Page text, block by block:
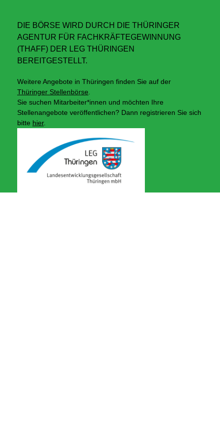
DIE BÖRSE WIRD DURCH DIE THÜRINGER
AGENTUR FÜR FACHKRÄFTEGEWINNUNG
(THAFF) DER LEG THÜRINGEN
BEREITGESTELLT.
Weitere Angebote in Thüringen finden Sie auf der
Thüringer Stellenbörse
Sie suchen Mitarbeiter*innen und möchten Ihre
Stellenangebote veröffentlichen? Dann registrieren Sie sich
bitte hier.